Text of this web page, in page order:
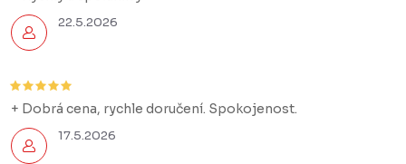
22.5.2026
17.5.2026
+ Dobrá cena, rychle doručení. Spokojenost.